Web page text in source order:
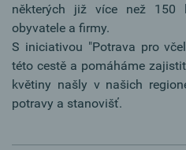
některých již více než 150
obyvatele a firmy.
S iniciativou "Potrava pro
této cestě a pomáháme
květiny našly v našich
potravy a stanovišť.